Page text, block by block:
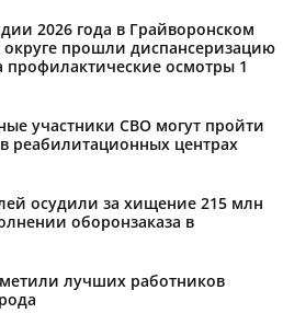
2026 года в Грайворонском
прошли диспансеризацию
профилактические осмотры 1
участники СВО могут пройти
реабилитационных центрах
осудили за хищение 215 млн
оборонзаказа в
лучших работников